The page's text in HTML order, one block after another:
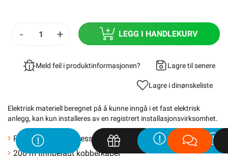
- + LEGG I HANDLEKURV
Meld feil i produktinformasjonen? Lagre til senere
Lagre i dinønskeliste
Elektrisk materiell beregnet på å kunne inngå i et fast elektrisk
anlegg, kan kun installeres av en registrert installasjonsvirksomhet.
Passer alle robotgressklippere
200 m tinnbelagt kobberkabel